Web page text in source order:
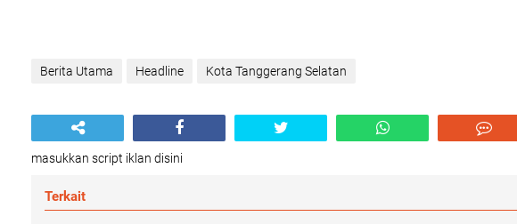
Berita Utama Headline Kota Tanggerang Selatan
masukkan script iklan disini
Terkait